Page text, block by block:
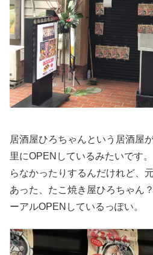
居酒屋ひろちゃんという居酒屋
里にOPENしているみたいです
らなかったりするんだけれど、
あった、たこ焼き屋ひろちゃん
ーアルOPENしているっぽい。